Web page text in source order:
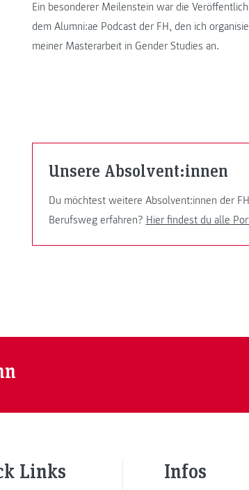
Ein besonderer Meilenstein war die
dem Alumni:ae Podcast der FH, den ich
meiner Masterarbeit in Gender Studies an.
Unsere Absolvent:innen
Du möchtest weitere Absolvent:innen der
Berufsweg erfahren? Hier findest du alle
Links Infos